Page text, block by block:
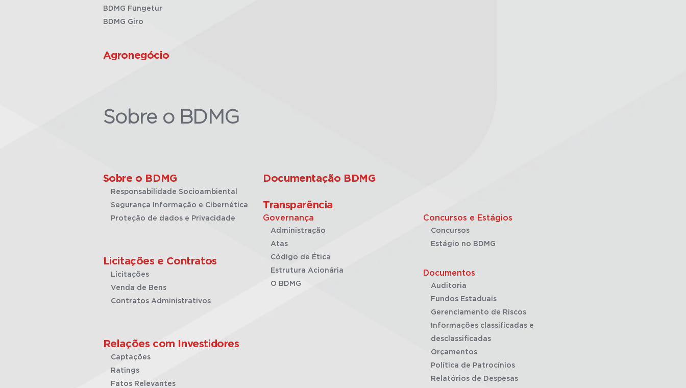
BDMG Fungetur
BDMG Giro
Agronegócio
Sobre o BDMG
Sobre o BDMG
Responsabilidade Socioambiental
Segurança Informação e Cibernética
Proteção de dados e Privacidade
Licitações e Contratos
Licitações
Venda de Bens
Contratos Administrativos
Relações com Investidores
Captações
Ratings
Fatos Relevantes
Documentação BDMG
Transparência
Governança
Administração
Atas
Código de Ética
Estrutura Acionária
O BDMG
Concursos e Estágios
Concursos
Estágio no BDMG
Documentos
Auditoria
Fundos Estaduais
Gerenciamento de Riscos
Informações classificadas e
desclassificadas
Orçamentos
Política de Patrocínios
Relatórios de Despesas